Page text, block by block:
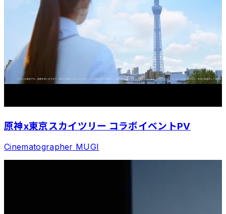
原神x東京スカイツリー コラボイベントPV
Cinematographer MUGI